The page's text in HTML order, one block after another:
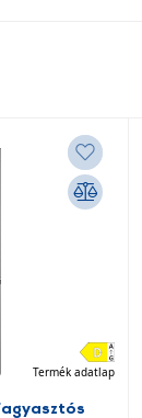
Termék adatlap